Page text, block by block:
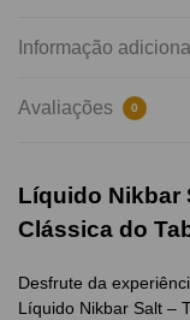
Informação adicional
Avaliações 0
Líquido Nikbar
Clássica do
Desfrute da
Líquido Nikbar Salt –